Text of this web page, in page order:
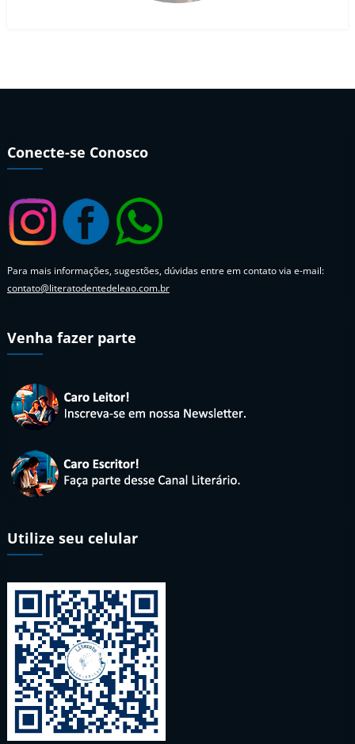
Conecte-se Conosco
Para mais informações, sugestões, dúvidas entre em contato via e-mail:
contato@literatodentedeleao.com.br
Venha fazer parte
Utilize seu celular